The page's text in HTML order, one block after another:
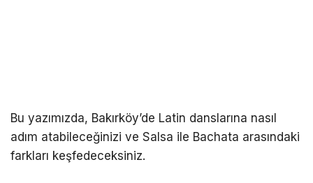
Bu yazımızda, Bakırköy’de Latin danslarına nasıl
adım atabileceğinizi ve Salsa ile Bachata arasındaki
farkları keşfedeceksiniz.